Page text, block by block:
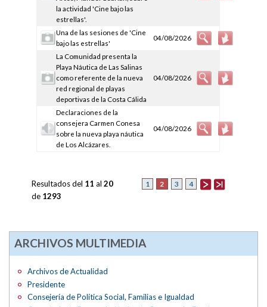
la actividad 'Cine bajo las
estrellas'.
Una de las sesiones de 'Cine
bajo las estrellas'
04/08/2026
La Comunidad presenta la
Playa Náutica de Las Salinas
como referente de la nueva
red regional de playas
deportivas de la Costa Cálida
04/08/2026
Declaraciones de la
consejera Carmen Conesa
sobre la nueva playa náutica
de Los Alcázares.
04/08/2026
1 2 3 4
Resultados del 11 al20
de 1293
ARCHIVOS MULTIMEDIA
Archivos de Actualidad
Presidente
Consejería de Política Social, Familias e Igualdad